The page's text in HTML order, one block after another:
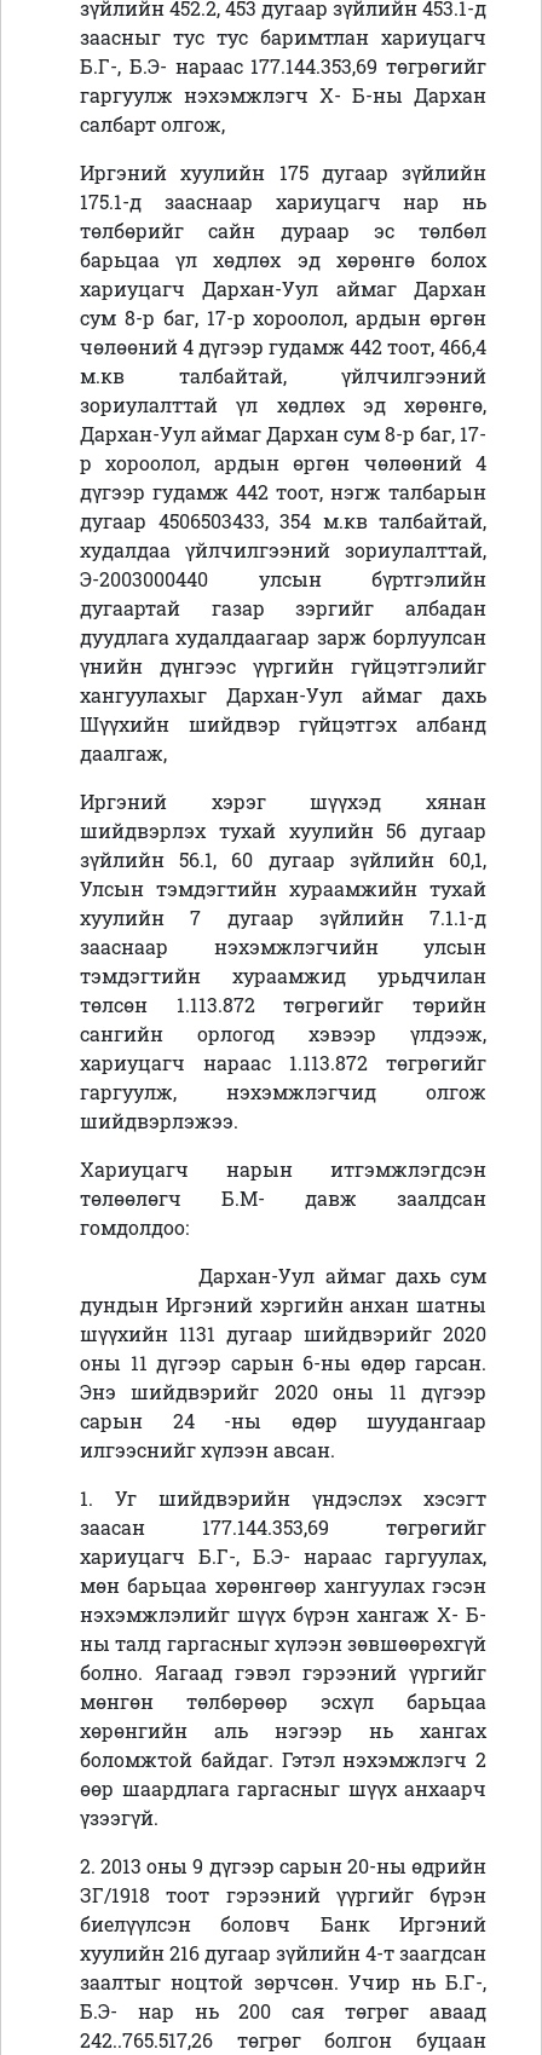
зүйлийн 452.2, 453 дугаар зүйлийн 453.1-д
заасныг тус тус баримтлан хариуцагч
Б.Г-, Б.Э- нараас 177.144.353,69 төгрөгийг
гаргуулж нэхэмжлэгч Х- Б-ны Дархан
салбарт олгож,
Иргэний хуулийн 175 дугаар зүйлийн
175.1-д зааснаар хариуцагч нар нь
төлбөрийг сайн дураар эс төлбөл
барьцаа үл хөдлөх эд хөрөнгө болох
хариуцагч Дархан-Уул аймаг Дархан
сум 8-р баг, 17-р хороолол, ардын өргөн
чөлөөний 4 дүгээр гудамж 442 тоот, 466,4
м.кв талбайтай, үйлчилгээний
зориулалттай үл хөдлөх эд хөрөнгө,
Дархан-Уул аймаг Дархан сум 8-р баг, 17-
р хороолол, ардын өргөн чөлөөний 4
дүгээр гудамж 442 тоот, нэгж талбарын
дугаар 4506503433, 354 м.кв талбайтай,
худалдаа үйлчилгээний зориулалттай,
Э-2003000440 улсын бүртгэлийн
дугаартай газар зэргийг албадан
дуудлага худалдаагаар зарж борлуулсан
үнийн дүнгээс үүргийн гүйцэтгэлийг
хангуулахыг Дархан-Уул аймаг дахь
Шүүхийн шийдвэр гүйцэтгэх албанд
даалгаж,
Иргэний хэрэг шүүхэд хянан
шийдвэрлэх тухай хуулийн 56 дугаар
зүйлийн 56.1, 60 дугаар зүйлийн 60,1,
Улсын тэмдэгтийн хураамжийн тухай
хуулийн 7 дугаар зүйлийн 7.1.1-д
зааснаар нэхэмжлэгчийн улсын
тэмдэгтийн хураамжид урьдчилан
төлсөн 1.113.872 төгрөгийг төрийн
сангийн орлогод хэвээр үлдээж,
хариуцагч нараас 1.113.872 төгрөгийг
гаргуулж, нэхэмжлэгчид олгож
шийдвэрлэжээ.
Хариуцагч нарын итгэмжлэгдсэн
төлөөлөгч Б.М- давж заалдсан
гомдолдоо:
Дархан-Уул аймаг дахь сум
дундын Иргэний хэргийн анхан шатны
шүүхийн 1131 дугаар шийдвэрийг 2020
оны 11 дүгээр сарын 6-ны өдөр гарсан.
Энэ шийдвэрийг 2020 оны 11 дүгээр
сарын 24 -ны өдөр шуудангаар
илгээснийг хүлээн авсан.
1. Уг шийдвэрийн үндэслэх хэсэгт
заасан 177.144.353,69 төгрөгийг
хариуцагч Б.Г-, Б.Э- нараас гаргуулах,
мөн барьцаа хөрөнгөөр хангуулах гэсэн
нэхэмжлэлийг шүүх бүрэн хангаж Х- Б-
ны талд гаргасныг хүлээн зөвшөөрөхгүй
болно. Яагаад гэвэл гэрээний үүргийг
мөнгөн төлбөрөөр эсхүл барьцаа
хөрөнгийн аль нэгээр нь хангах
боломжтой байдаг. Гэтэл нэхэмжлэгч 2
өөр шаардлага гаргасныг шүүх анхаарч
үзээгүй.
2. 2013 оны 9 дүгээр сарын 20-ны өдрийн
ЗГ/1918 тоот гэрээний үүргийг бүрэн
биелүүлсэн боловч Банк Иргэний
хуулийн 216 дугаар зүйлийн 4-т заагдсан
заалтыг ноцтой зөрчсөн. Учир нь Б.Г-,
Б.Э- нар нь 200 сая төгрөг аваад
242..765.517,26 төгрөг болгон буцаан